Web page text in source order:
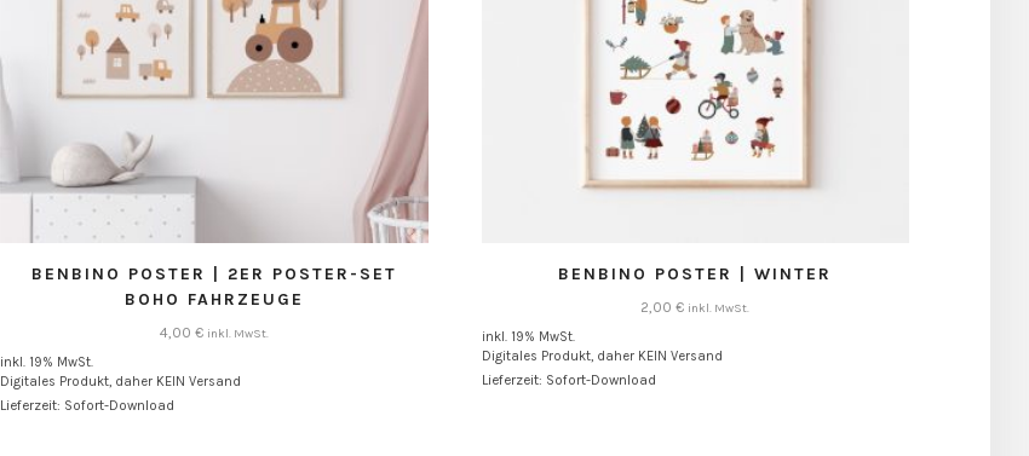
BENBINO POSTER | 2ER POSTER-SET
BOHO FAHRZEUGE
4,00€ inkl. MwSt.
inkl. 19% MwSt.
Digitales Produkt, daher KEIN Versand
Lieferzeit: Sofort-Download
BENBINO POSTER | WINTER
2,00€ inkl. MwSt.
inkl. 19% MwSt.
Digitales Produkt, daher KEIN Versand
Lieferzeit: Sofort-Download